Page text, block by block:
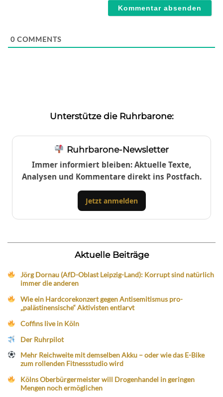
0 COMMENTS
Unterstütze die Ruhrbarone:
Ruhrbarone-Newsletter
Immer informiert bleiben: Aktuelle Texte,
Analysen und Kommentare direkt ins Postfach.
Jetzt anmelden
Aktuelle Beiträge
Jörg Dornau (AfD-Oblast Leipzig-Land): Korrupt sind natürlich
immer die anderen
Wie ein Hardcorekonzert gegen Antisemitismus pro-
„palästinensische“ Aktivisten entlarvt
Coffins live in Köln
Der Ruhrpilot
Mehr Reichweite mit demselben Akku – oder wie das E-Bike
zum rollenden Fitnessstudio wird
Kölns Oberbürgermeister will Drogenhandel in geringen
Mengen noch ermöglichen